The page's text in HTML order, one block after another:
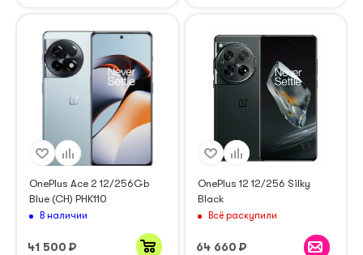
OnePlus Ace 2 12/256Gb
Blue (CH) PHK110
В наличии
41 500 ₽
OnePlus 12 12/256 Silky
Black
Всё раскупили
64 660 ₽